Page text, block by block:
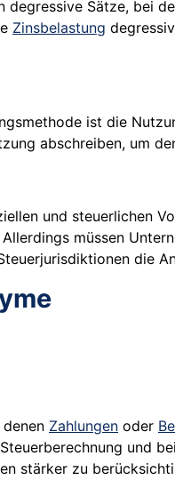
degressive Sätze, bei
Zinsbelastung
ist die
abschreiben, um
und steuerlichen
müssen
die
Zahlungen oder
und
stärker zu